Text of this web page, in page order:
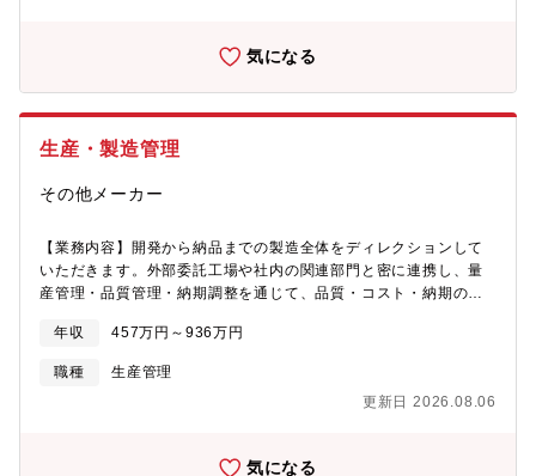
気になる
生産・製造管理
その他メーカー
【業務内容】開発から納品までの製造全体をディレクションして
いただきます。外部委託工場や社内の関連部門と密に連携し、量
産管理・品質管理・納期調整を通じて、品質・コスト・納期の最
整（品質基準の提示、結果確認、修正依頼など）・コスト検証お
よび改善提案・金型の検証・修正指示・量産中の継続的な品質確
認（外観・寸法・動作・安全性・機能・包装状態など）・開発・
品質保証・営業との品質・日程調整・開発～発売までのスケジュ
年収 457万円～936万円
職種
生産管理
更新日 2026.08.06
気になる